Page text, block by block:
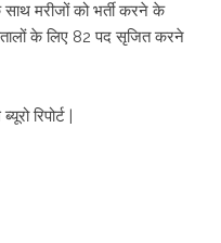
मरीजों को भर्ती करने के
के लिए 82 पद सृजित करने
रिपोर्ट |